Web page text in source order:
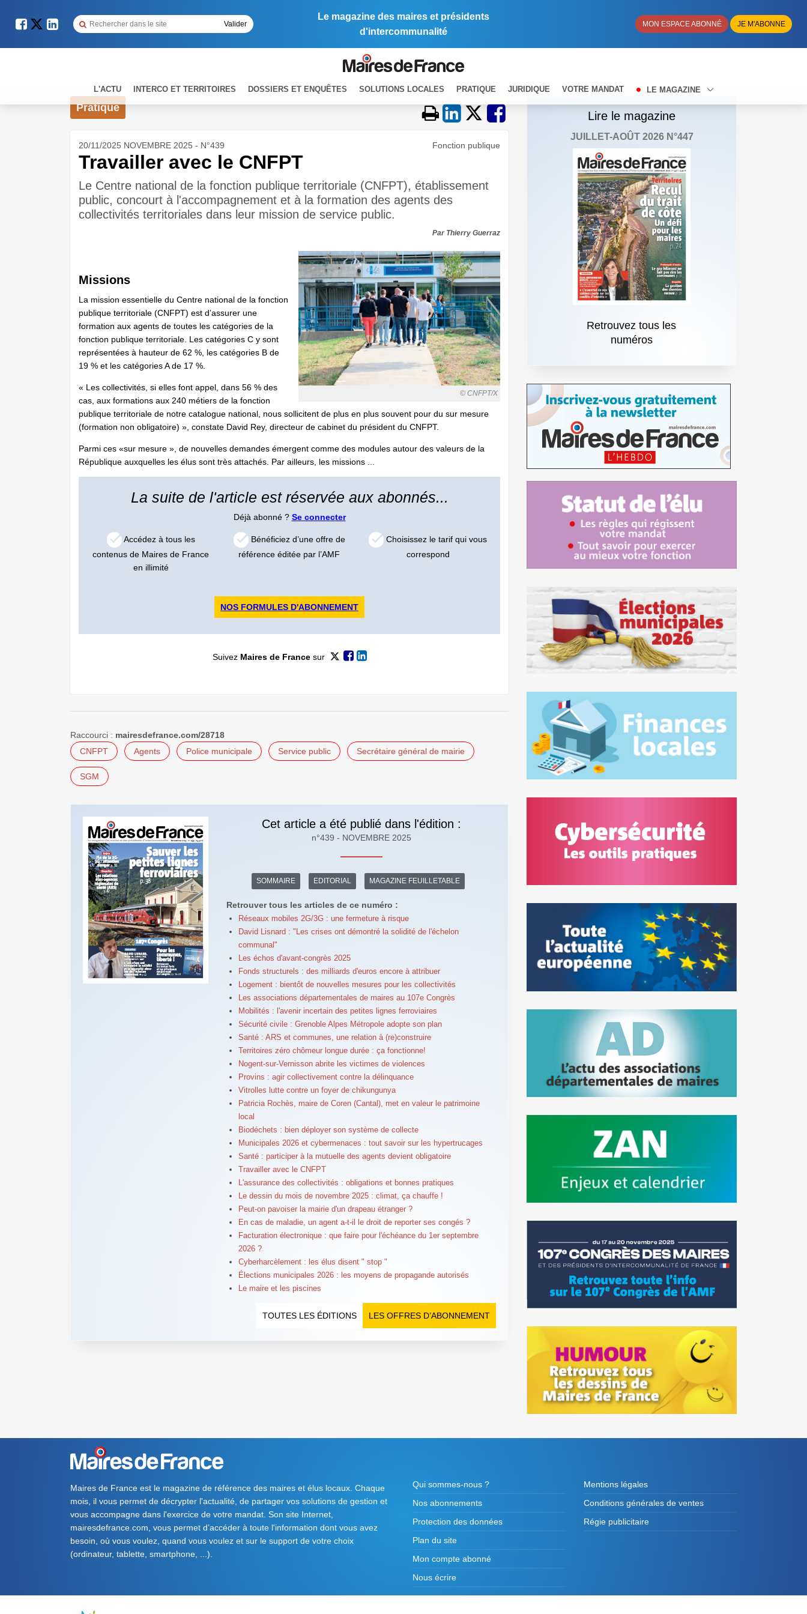
Le magazine des maires et présidents
d'intercommunalité
MON ESPACE ABONNÉ JE M'ABONNE
L'ACTU INTERCO ET TERRITOIRES DOSSIERS ET ENQUÊTES SOLUTIONS LOCALES PRATIQUE JURIDIQUE VOTRE MANDAT LE MAGAZINE
Pratique
20/11/2025 NOVEMBRE 2025 - N°439 Fonction publique
Travailler avec le CNFPT
Le Centre national de la fonction publique territoriale (CNFPT), établissement
public, concourt à l'accompagnement et à la formation des agents des
collectivités territoriales dans leur mission de service public.
Par Thierry Guerraz
© CNFPT/X
Missions
La mission essentielle du Centre national de la fonction
publique territoriale (CNFPT) est d’assurer une
formation aux agents de toutes les catégories de la
fonction publique territoriale. Les catégories C y sont
représentées à hauteur de 62 %, les catégories B de
19 % et les catégories A de 17 %.
« Les collectivités, si elles font appel, dans 56 % des
cas, aux formations aux 240 métiers de la fonction
publique territoriale de notre catalogue national, nous sollicitent de plus en plus souvent pour du sur mesure
(formation non obligatoire) », constate David Rey, directeur de cabinet du président du CNFPT.
Parmi ces «sur mesure », de nouvelles demandes émergent comme des modules autour des valeurs de la
République auxquelles les élus sont très attachés. Par ailleurs, les missions ...
La suite de l'article est réservée aux abonnés...
Déjà abonné ? Se connecter
Accédez à tous les
contenus de Maires de France
en illimité
Bénéficiez d’une offre de
référence éditée par l’AMF
Choisissez le tarif qui vous
correspond
NOS FORMULES D'ABONNEMENT
Suivez Maires de Francesur
Raccourci : mairesdefrance.com/28718
CNFPT
Agents Police municipale Service public Secrétaire général de mairie
SGM
Cet article a été publié dans l'édition :
n°439 - NOVEMBRE 2025
SOMMAIRE EDITORIAL MAGAZINE FEUILLETABLE
Retrouver tous les articles de ce numéro :
Réseaux mobiles 2G/3G : une fermeture à risque
David Lisnard : "Les crises ont démontré la solidité de l'échelon
communal"
Les échos d'avant-congrès 2025
Fonds structurels : des milliards d'euros encore à attribuer
Logement : bientôt de nouvelles mesures pour les collectivités
Les associations départementales de maires au 107e Congrès
Mobilités : l'avenir incertain des petites lignes ferroviaires
Sécurité civile : Grenoble Alpes Métropole adopte son plan
Santé : ARS et communes, une relation à (re)construire
Territoires zéro chômeur longue durée : ça fonctionne!
Nogent-sur-Vernisson abrite les victimes de violences
Provins : agir collectivement contre la délinquance
Vitrolles lutte contre un foyer de chikungunya
Patricia Rochès, maire de Coren (Cantal), met en valeur le patrimoine
local
Biodéchets : bien déployer son système de collecte
Municipales 2026 et cybermenaces : tout savoir sur les hypertrucages
Santé : participer à la mutuelle des agents devient obligatoire
Travailler avec le CNFPT
L'assurance des collectivités : obligations et bonnes pratiques
Le dessin du mois de novembre 2025 : climat, ça chauffe !
Peut-on pavoiser la mairie d'un drapeau étranger ?
En cas de maladie, un agent a-t-il le droit de reporter ses congés ?
Facturation électronique : que faire pour l'échéance du 1er septembre
2026 ?
Cyberharcèlement : les élus disent " stop "
Élections municipales 2026 : les moyens de propagande autorisés
Le maire et les piscines
LES OFFRES D’ABONNEMENT
TOUTES LES ÉDITIONS
Lire le magazine
JUILLET-AOÛT 2026 N°447
Retrouvez tous les
numéros
Maires de France est le magazine de référence des maires et élus locaux. Chaque
mois, il vous permet de décrypter l'actualité, de partager vos solutions de gestion et
vous accompagne dans l'exercice de votre mandat. Son site Internet,
mairesdefrance.com, vous permet d’accéder à toute l'information dont vous avez
besoin, où vous voulez, quand vous voulez et sur le support de votre choix
(ordinateur, tablette, smartphone, ...).
Qui sommes-nous ?
Nos abonnements
Protection des données
Plan du site
Mon compte abonné
Nous écrire
Mentions légales
Conditions générales de ventes
Régie publicitaire